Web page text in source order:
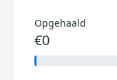
Opgehaald
€0